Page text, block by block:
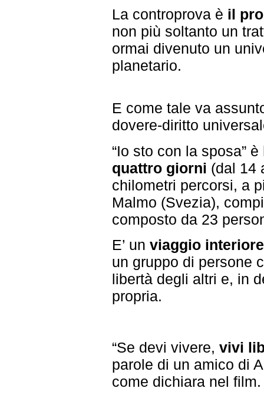
La controprova è il
non più soltanto un
ormai divenuto un
planetario.
E come tale va
dovere-diritto
“Io sto con la sposa” è
quattro giorni (dal 14
chilometri percorsi, a
Malmo (Svezia),
composto da 23
E’ unviaggio interiore
un gruppo di persone
libertà degli altri e, in
propria.
“Se devi vivere,vivi
parole di un amico di
come dichiara nel film.